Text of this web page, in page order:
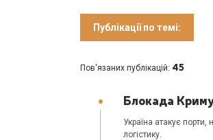
Публікації по темі:
Пов'язаних публікацій: 45
Блокада
Україна атакує
логістику.